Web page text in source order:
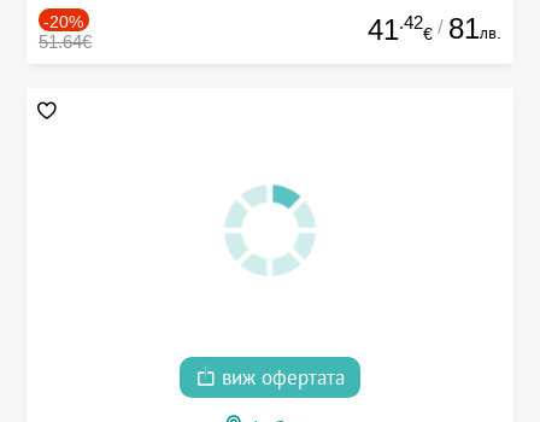
-20%
51.64€ 41.42
€ / 81лв.
виж офертата